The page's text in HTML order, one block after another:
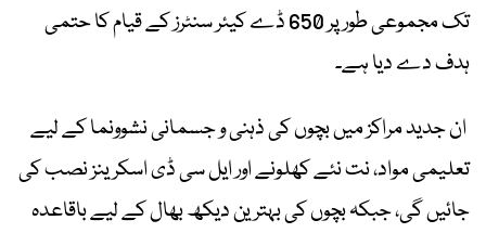
تک مجموعی طور پر 650 ڈے کیئر سنٹرز کے قیام کا حتمی
ہدف دے دیا ہے۔
ان جدید مراکز میں بچوں کی ذہنی و جسمانی نشوونما کے لیے
تعلیمی مواد، نت نئے کھلونے اور ایل سی ڈی اسکرینز نصب کی
جائیں گی، جبکہ بچوں کی بہترین دیکھ بھال کے لیے باقاعدہ